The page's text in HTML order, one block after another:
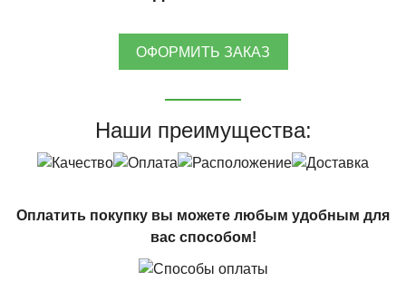
ОФОРМИТЬ ЗАКАЗ
Наши преимущества:
Оплатить покупку вы можете любым удобным для
вас способом!